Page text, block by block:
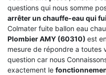
questions qui nous somme
arrêter un chauffe-eau qui
Colmater fuite ballon eau
Plombier AMY (60310) est
mesure de répondre a toutes
question car nous
exactement le